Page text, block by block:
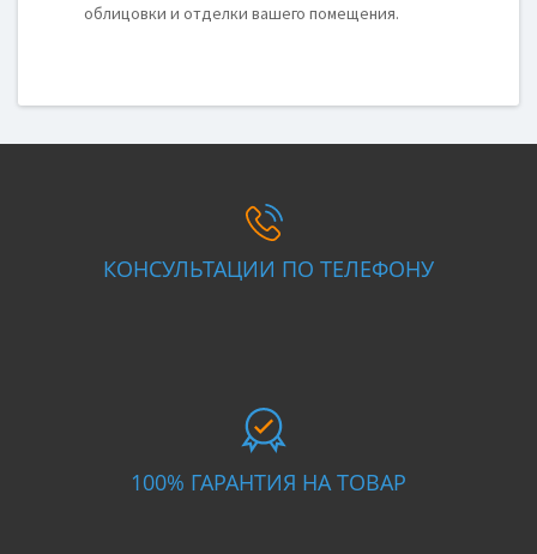
облицовки и отделки вашего помещения.
КОНСУЛЬТАЦИИ ПО ТЕЛЕФОНУ
100% ГАРАНТИЯ НА ТОВАР